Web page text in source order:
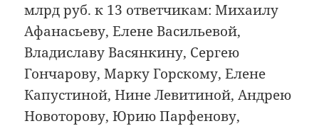
млрд руб. к 13 ответчикам: Михаилу
Афанасьеву, Елене Васильевой,
Владиславу Васянкину, Сергею
Гончарову, Марку Горскому, Елене
Капустиной, Нине Левитиной, Андрею
Новоторову, Юрию Парфенову,